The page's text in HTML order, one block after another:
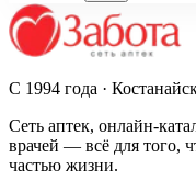
С 1994 года ·
Сеть аптек, онлайн-
врачей — всё для того,
частью жизни.